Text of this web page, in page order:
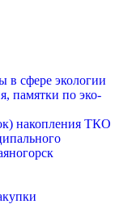
в сфере экологии
памятки по эко-
накопления ТКО